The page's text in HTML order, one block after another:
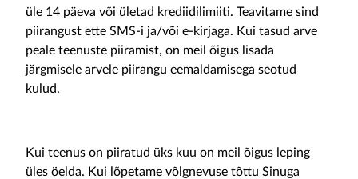
üle 14 päeva või ületad krediidilimiiti. Teavitame sind
piirangust ette SMS-i ja/või e-kirjaga. Kui tasud arve
peale teenuste piiramist, on meil õigus lisada
järgmisele arvele piirangu eemaldamisega seotud
kulud.
Kui teenus on piiratud üks kuu on meil õigus leping
üles öelda. Kui lõpetame võlgnevuse tõttu Sinuga